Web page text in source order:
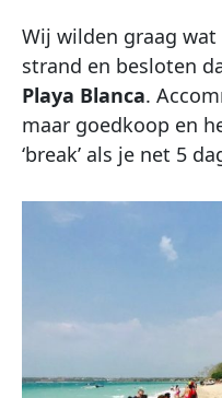
Wij wilden graag
strand en besloten
Playa Blanca.
maar goedkoop en
‘break’ als je net 5